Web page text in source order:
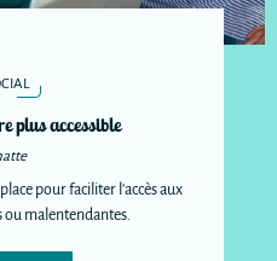
plus accessible
pour faciliter l'accès aux
ou malentendantes.